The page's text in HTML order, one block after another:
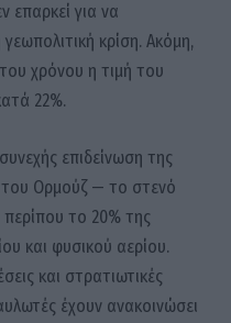
επαρκεί για να
κρίση. Ακόμη,
χρόνου η τιμή του
22%.
επιδείνωση της
Ορμούζ — το στενό
το 20% της
και φυσικού αερίου.
και στρατιωτικές
έχουν ανακοινώσει